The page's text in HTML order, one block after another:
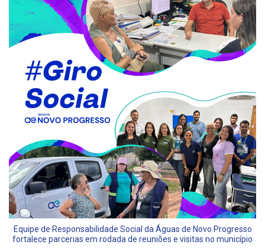
Equipe de Responsabilidade Social da Águas de Novo Progresso
fortalece parcerias em rodada de reuniões e visitas no município